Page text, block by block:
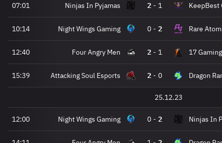
07:01 Ninjas In Pyjamas 2 - 1 KeepBest
10:14 Night Wings Gaming 0 - 2 Rare Atom
12:40 Four Angry Men 2 - 1 17 Gaming
15:39 Attacking Soul Esports 2 - 0 Dragon
25.12.23
12:00 Night Wings Gaming 0 - 2 Ninjas In